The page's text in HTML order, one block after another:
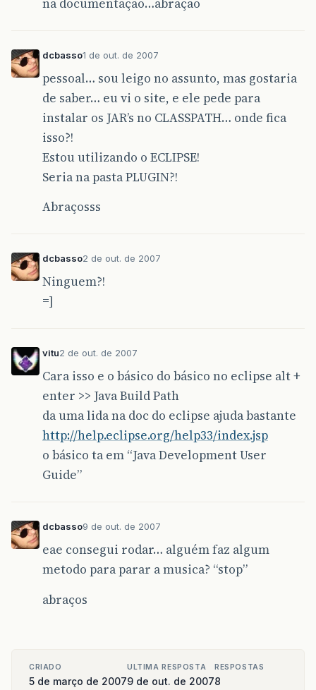
na documentação…abração
dcbasso1 de out. de 2007
pessoal… sou leigo no assunto, mas gostaria
de saber… eu vi o site, e ele pede para
instalar os JAR’s no CLASSPATH… onde fica
isso?!
Estou utilizando o ECLIPSE!
Seria na pasta PLUGIN?!
Abraçosss
dcbasso2 de out. de 2007
Ninguem?!
=]
vitu2 de out. de 2007
Cara isso e o básico do básico no eclipse alt +
enter >> Java Build Path
da uma lida na doc do eclipse ajuda bastante
http://help.eclipse.org/help33/index.jsp
o básico ta em “Java Development User
Guide”
dcbasso9 de out. de 2007
eae consegui rodar… alguém faz algum
metodo para parar a musica? “stop”
abraços
CRIADO
5 de março de 2007
ULTIMA RESPOSTA
9 de out. de 2007
RESPOSTAS
8